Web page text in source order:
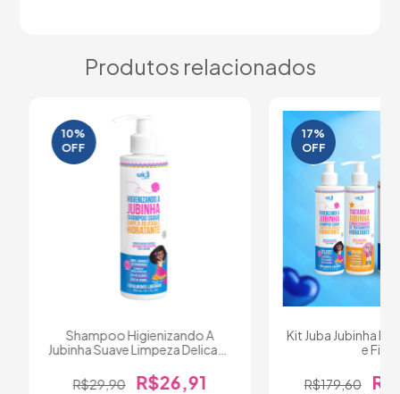
Produtos relacionados
10%
OFF
Shampoo Higienizando A
Jubinha Suave Limpeza Delicada
R$29,90
R$26,91
17%
OFF
Kit Juba Jubinha
e Filho
R$179,60